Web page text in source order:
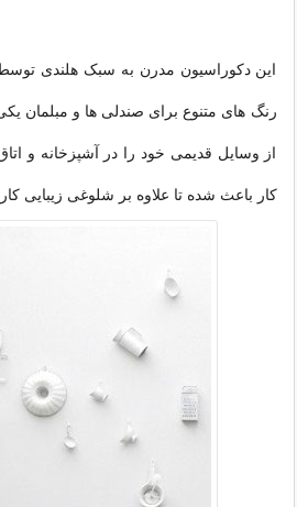
این دکوراسیون مدرن به سبک هلندی
رنگ های متنوع برای صندلی ها و مبلمان
از وسایل قدیمی خود را در آشپزخانه و
کار باعث شده تا علاوه بر شلوغی زیبایی